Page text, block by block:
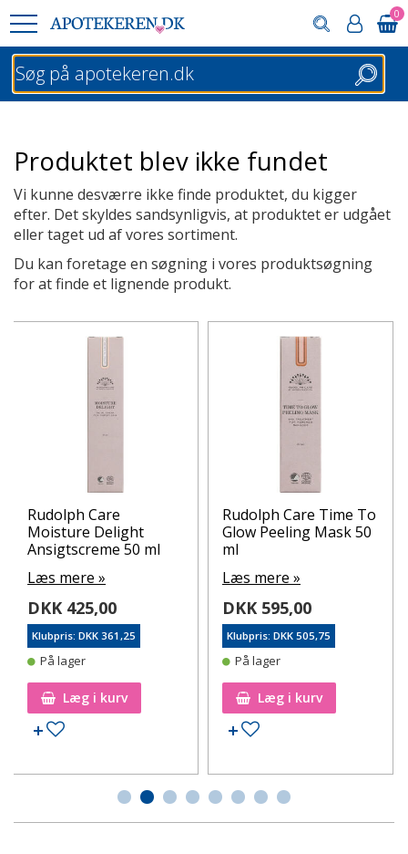
0
Søg
Produktet blev ikke fundet
Vi kunne desværre ikke finde produktet, du kigger
efter. Det skyldes sandsynligvis, at produktet er udgået
eller taget ud af vores sortiment.
Du kan foretage en søgning i vores produktsøgning
for at finde et lignende produkt.
Rudolph Care
Moisture Delight
Ansigtscreme 50 ml
Læs mere »
DKK 425,00
Klubpris: DKK 361,25
På lager
Læg i kurv
Tilføj til ønskeseddel
Rudolph Care Time To
Glow Peeling Mask 50
ml
Læs mere »
DKK 595,00
Klubpris: DKK 505,75
På lager
Læg i kurv
Tilføj til ønskeseddel